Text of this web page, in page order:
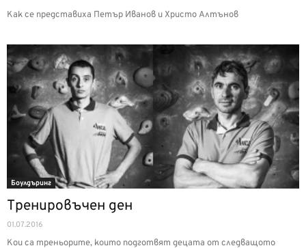
Как се представиха Петър Иванов и Христо Алтънов
Боулдъринг
Тренировъчен ден
01.07.2016
Кои са треньорите, които подготвят децата от следващото